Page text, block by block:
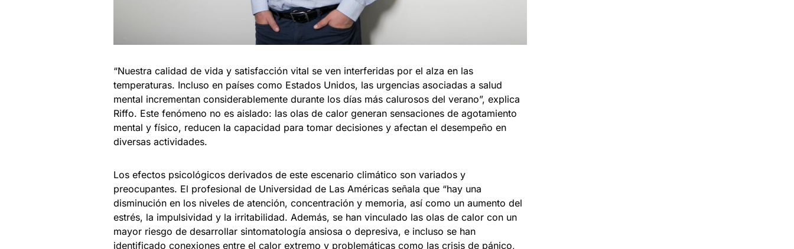
“Nuestra calidad de vida y satisfacción vital se ven interferidas por el alza en las
temperaturas. Incluso en países como Estados Unidos, las urgencias asociadas a salud
mental incrementan considerablemente durante los días más calurosos del verano”, explica
Riffo. Este fenómeno no es aislado: las olas de calor generan sensaciones de agotamiento
mental y físico, reducen la capacidad para tomar decisiones y afectan el desempeño en
diversas actividades.
Los efectos psicológicos derivados de este escenario climático son variados y
preocupantes. El profesional de Universidad de Las Américas señala que “hay una
disminución en los niveles de atención, concentración y memoria, así como un aumento del
estrés, la impulsividad y la irritabilidad. Además, se han vinculado las olas de calor con un
mayor riesgo de desarrollar sintomatología ansiosa o depresiva, e incluso se han
identificado conexiones entre el calor extremo y problemáticas como las crisis de pánico,